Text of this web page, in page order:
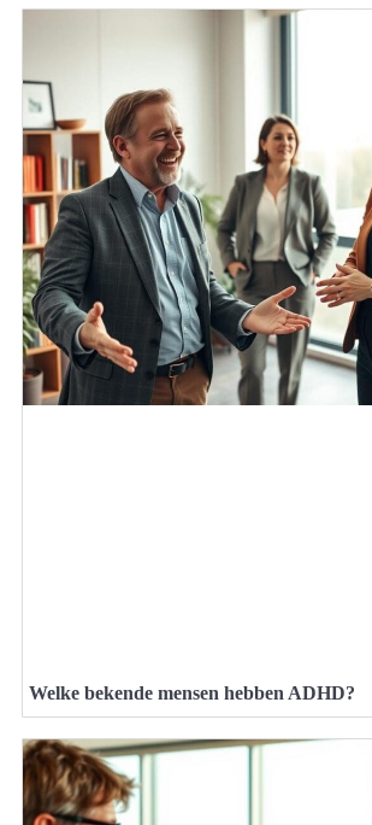
Welke bekende mensen hebben ADHD?